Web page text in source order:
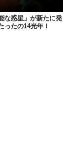
歳月を要するこ
ジを構築する
種の特定プロセ
フォア（管クラ
ムやラーバセア
層環境が想定以
示しています。
な惑星」が新たに発
ったの14光年！